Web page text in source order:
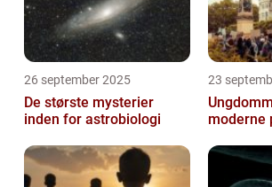
26 september 2025
De største mysterier
inden for astrobiologi
23
moderne